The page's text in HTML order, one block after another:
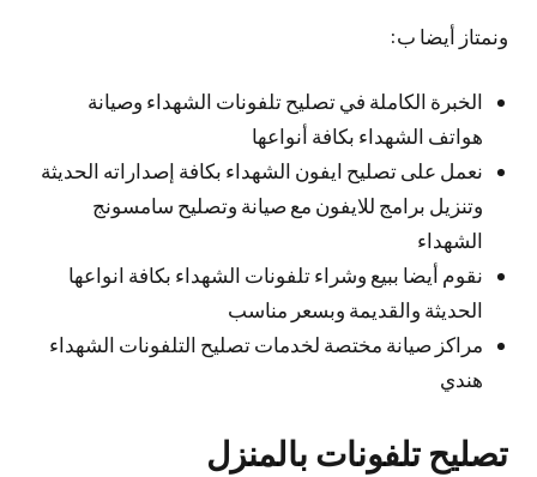
ونمتاز أيضا ب:
الخبرة الكاملة في تصليح تلفونات الشهداء وصيانة
هواتف الشهداء بكافة أنواعها
نعمل على تصليح ايفون الشهداء بكافة إصداراته الحديثة
وتنزيل برامج للايفون مع صيانة وتصليح سامسونج
الشهداء
نقوم أيضا ببيع وشراء تلفونات الشهداء بكافة انواعها
الحديثة والقديمة وبسعر مناسب
مراكز صيانة مختصة لخدمات تصليح التلفونات الشهداء
هندي
تصليح تلفونات بالمنزل